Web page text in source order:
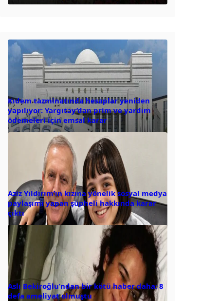
Kıdem tazminatında hesaplar yeniden
yapılıyor: Yargıtay’dan prim ve yardım
ödemeleri için emsal karar
Aziz Yıldırım’ın kızına yönelik sosyal medya
paylaşımı yapan şüpheli hakkında karar
çıktı
Aslı Bekiroğlu’ndan bir kötü haber daha: 8
defa ameliyat olmuştu